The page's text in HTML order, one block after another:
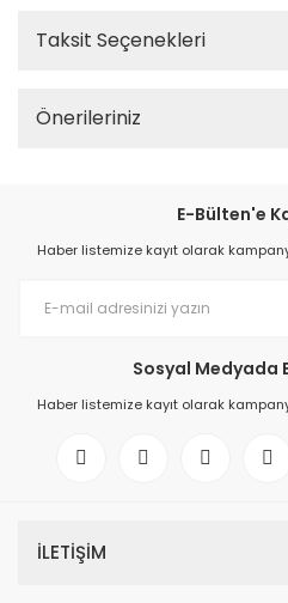
Taksit Seçenekleri
Önerileriniz
E-Bülten'e
Haber listemize kayıt olarak
Sosyal Medyada
Haber listemize kayıt olarak
İLETİŞİM